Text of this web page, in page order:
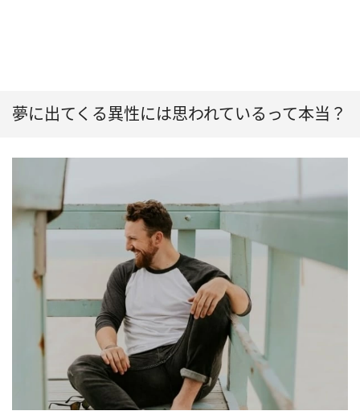
夢に出てくる異性には思われているって本当？